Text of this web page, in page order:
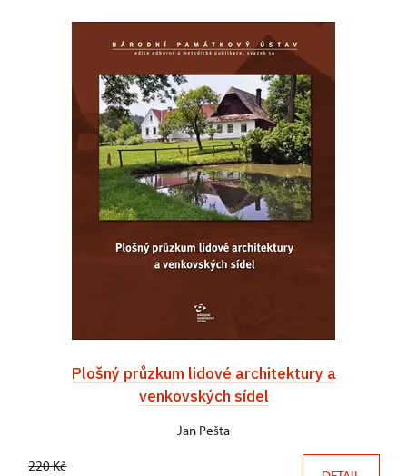
Plošný průzkum lidové architektury a
venkovských sídel
Jan Pešta
220 Kč